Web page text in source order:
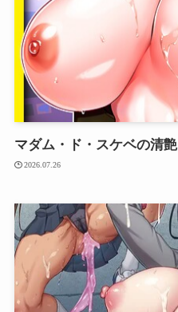
マダム・ド・スケベの清艶
2026.07.26